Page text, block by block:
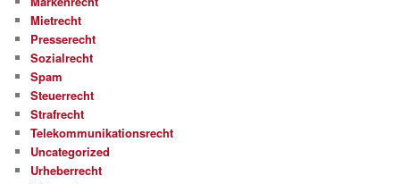
Mietrecht
Presserecht
Sozialrecht
Spam
Steuerrecht
Strafrecht
Telekommunikationsrecht
Uncategorized
Urheberrecht